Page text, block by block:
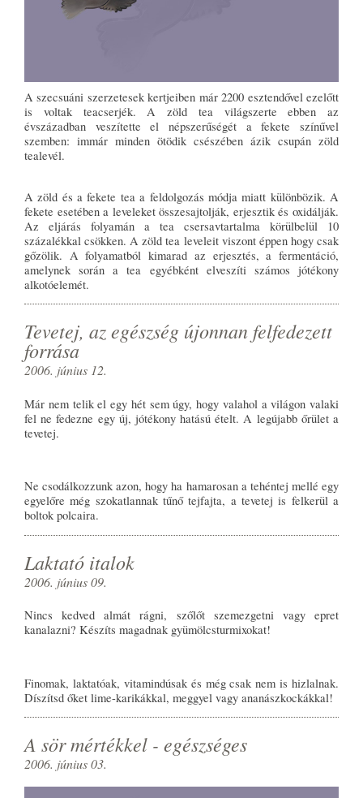
A szecsuáni szerzetesek kertjeiben már 2200 esztendővel ezelőtt
is voltak teacserjék. A zöld tea világszerte ebben az
évszázadban veszítette el népszerűségét a fekete színűvel
szemben: immár minden ötödik csészében ázik csupán zöld
tealevél.
A zöld és a fekete tea a feldolgozás módja miatt különbözik. A
fekete esetében a leveleket összesajtolják, erjesztik és oxidálják.
Az eljárás folyamán a tea csersavtartalma körülbelül 10
százalékkal csökken. A zöld tea leveleit viszont éppen hogy csak
gőzölik. A folyamatból kimarad az erjesztés, a fermentáció,
amelynek során a tea egyébként elveszíti számos jótékony
alkotóelemét.
Tevetej, az egészség újonnan felfedezett
forrása
2006. június 12.
Már nem telik el egy hét sem úgy, hogy valahol a világon valaki
fel ne fedezne egy új, jótékony hatású ételt. A legújabb őrület a
tevetej.
Ne csodálkozzunk azon, hogy ha hamarosan a tehéntej mellé egy
egyelőre még szokatlannak tűnő tejfajta, a tevetej is felkerül a
boltok polcaira.
Laktató italok
2006. június 09.
Nincs kedved almát rágni, szőlőt szemezgetni vagy epret
kanalazni? Készíts magadnak gyümölcsturmixokat!
Finomak, laktatóak, vitamindúsak és még csak nem is hizlalnak.
Díszítsd őket lime-karikákkal, meggyel vagy ananászkockákkal!
A sör mértékkel - egészséges
2006. június 03.